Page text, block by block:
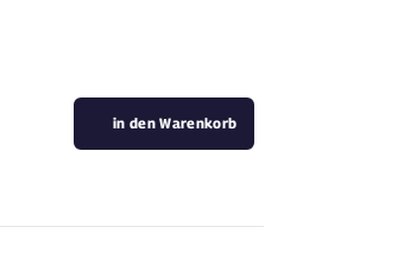
in den Warenkorb